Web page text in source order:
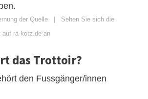
der Quelle | Sehen Sie sich die
auf ra-kotz.de an
das Trottoir?
den Fussgänger/innen